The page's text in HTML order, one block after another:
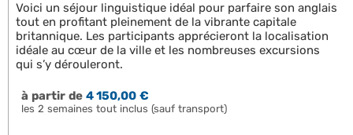
Voici un séjour linguistique idéal pour parfaire son anglais
tout en profitant pleinement de la vibrante capitale
britannique. Les participants apprécieront la localisation
idéale au cœur de la ville et les nombreuses excursions
qui s’y dérouleront.
à partir de4 150,00 €
les 2 semaines tout inclus (sauf transport)